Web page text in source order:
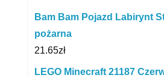
Bam Bam Pojazd Labirynt
pożarna
21.65zł
LEGO Minecraft 21187